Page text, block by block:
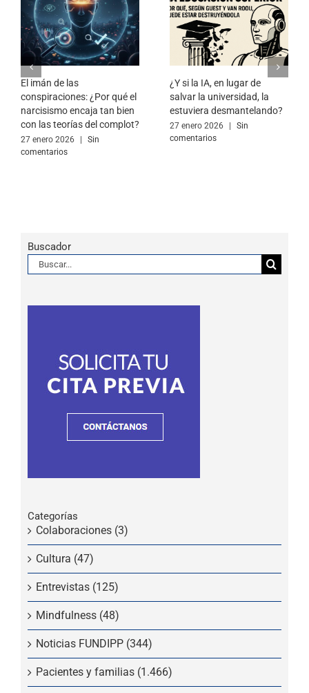
El imán de las
conspiraciones: ¿Por qué el
narcisismo encaja tan bien
con las teorías del complot?
27 enero 2026
Sin
comentarios
¿Y si la IA, en lugar de
salvar la universidad, la
estuviera desmantelando?
27 enero 2026
Sin
comentarios
Buscador
Buscar:
Categorías
Colaboraciones (3)
Cultura (47)
Entrevistas (125)
Mindfulness (48)
Noticias FUNDIPP (344)
Pacientes y familias (1.466)